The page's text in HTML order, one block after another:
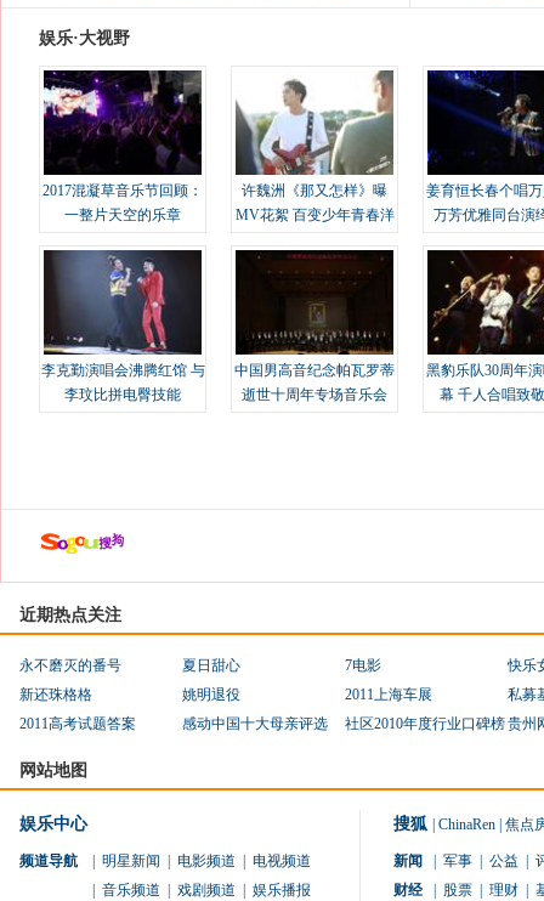
娱乐·大视野
2017混凝草音乐节回顾：
一整片天空的乐章
许魏洲《那又怎样》曝
MV花絮 百变少年青春洋
姜育恒长春个唱
万芳优雅同台演
李克勤演唱会沸腾红馆 与
李玟比拼电臀技能
中国男高音纪念帕瓦罗蒂
逝世十周年专场音乐会
黑豹乐队30周年
幕 千人合唱致
近期热点关注
永不磨灭的番号 夏日甜心 7电影
快乐
新还珠格格
姚明退役 2011上海车展
私募
2011高考试题答案
感动中国十大母亲评选 社区2010年度行业口碑榜贵州
网站地图
娱乐中心
频道导航 明星新闻 电影频道
电视频道
音乐频道 戏剧频道 娱乐播报
搜狐 ChinaRen 焦点
新闻 军事 公益
财经
股票 理财